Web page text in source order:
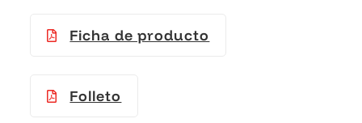
Ficha de producto
Folleto